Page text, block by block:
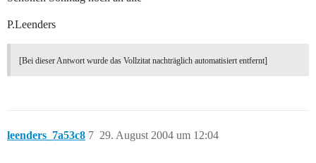
P.Leenders
[Bei dieser Antwort wurde das Vollzitat nachträglich automatisiert entfernt]
leenders_7a53c8 29. August 2004 um 12:04
7